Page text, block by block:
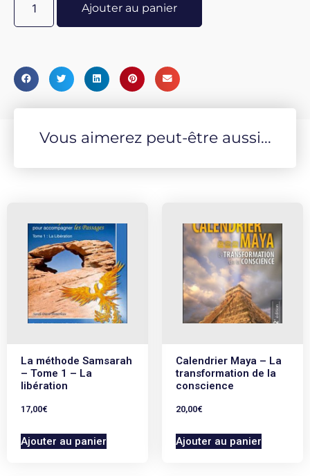
Ajouter au panier
Vous aimerez peut-être aussi...
La méthode Samsarah
– Tome 1 – La
libération
17,00€
Ajouter au panier
Calendrier Maya – La
transformation de la
conscience
20,00€
Ajouter au panier